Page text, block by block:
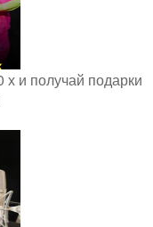
и получай подарки